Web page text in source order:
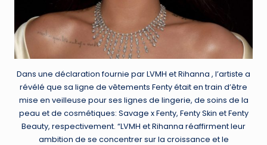
Dans une déclaration fournie par LVMH et Rihanna , l’artiste a
révélé que sa ligne de vêtements Fenty était en train d’être
mise en veilleuse pour ses lignes de lingerie, de soins de la
peau et de cosmétiques: Savage x Fenty, Fenty Skin et Fenty
Beauty, respectivement. “LVMH et Rihanna réaffirment leur
ambition de se concentrer sur la croissance et le